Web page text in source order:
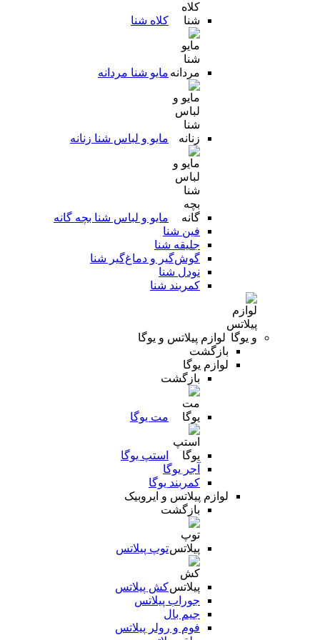
کلاه شنا
مایو شنا مردانه
مایو و لباس شنا زنانه
مایو و لباس شنا بچه گانه
فین شنا
جلیقه شنا
گوش‌گیر و دماغ‌گیر شنا
نودل شنا
کمربند شنا
لوازم پیلاتس و یوگا
بازگشت
لوازم یوگا
بازگشت
مت یوگا
استپ یوگا
آجر یوگا
کمربند یوگا
لوازم پیلاتس و ایروبیک
بازگشت
توپ پیلاتس
کش پیلاتس
جوراب پیلاتس
جیم بال
فوم و رولر پیلاتس